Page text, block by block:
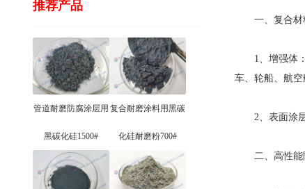
推荐产品
管道耐磨防腐涂层用
黑碳化硅1500#
复合耐磨涂料用黑碳
化硅耐磨粉700#
一、复合材
1、增强体：
车、轮船、航空
2、表面涂层
二、高性能